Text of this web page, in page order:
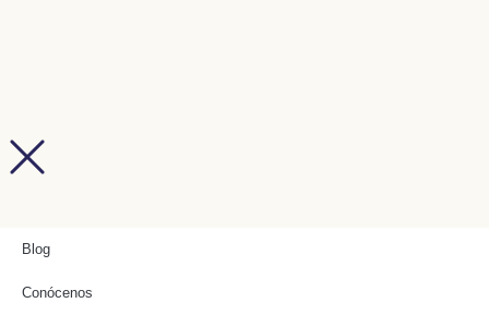
Blog
Conócenos